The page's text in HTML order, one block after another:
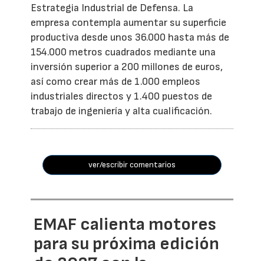
Estrategia Industrial de Defensa. La
empresa contempla aumentar su superficie
productiva desde unos 36.000 hasta más de
154.000 metros cuadrados mediante una
inversión superior a 200 millones de euros,
así como crear más de 1.000 empleos
industriales directos y 1.400 puestos de
trabajo de ingeniería y alta cualificación.
ver/escribir comentarios
EMAF calienta motores
para su próxima edición